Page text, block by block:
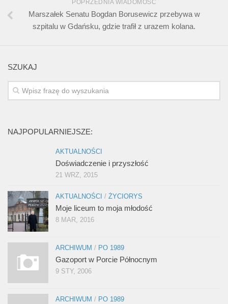
POPRZEDNIA WIADOMOŚĆ
Marszałek Senatu Bogdan Borusewicz przebywa w
szpitalu w Gdańsku, gdzie trafił z urazem kolana.
SZUKAJ
NAJPOPULARNIEJSZE:
AKTUALNOŚCI
Doświadczenie i przyszłość
21 WRZ, 2015
AKTUALNOŚCI / ŻYCIORYS
Moje liceum to moja młodość
8 MAR, 2016
ARCHIWUM / PO 1989
Gazoport w Porcie Północnym
9 STY, 2006
ARCHIWUM / PO 1989